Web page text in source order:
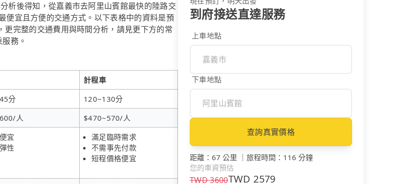
析後得知，從嘉義市去阿里山賓館最快的陸路交
宜且方便的交通方式。以下表格中的資料是預
完整的交通費用與時間分析，請見更下方的常
務。
計程車
分
120~130分
人
$470~570/人
宜
性
滿足臨時需求
不需事先付款
短程價格便宜
到府接送直達服務
上車地點
下車地點
查詢真實價格
距離 ： 67 公里 ｜ 旅程時間 ： 116 分鐘
您的車資預估
TWD3600TWD 2579